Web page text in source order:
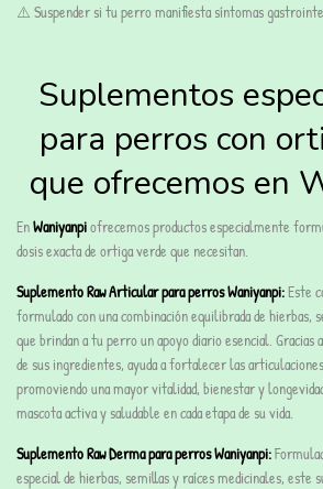
⚠️ Suspender si tu perro manifiesta síntomas
Suplementos
para perros con
que ofrecemos en
EnWaniyanpiofrecemos productos especialmente
dosis exacta de ortiga verde que necesitan.
Suplemento Raw Articular para perros Waniyanpi:Este
formulado con una combinación equilibrada de hierbas,
que brindan a tu perro un apoyo diario esencial. Gracias
de sus ingredientes, ayuda a fortalecer las
promoviendo una mayor vitalidad, bienestar y
mascota activa y saludable en cada etapa de su vida.
Suplemento Raw Derma para perros Waniyanpi:
especial de hierbas, semillas y raíces medicinales, este